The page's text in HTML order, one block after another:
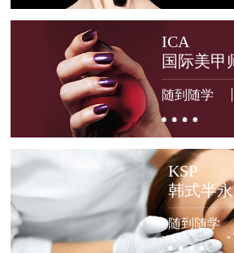
ICA
国际美甲
随到随学
KSP
韩式半
随到随学